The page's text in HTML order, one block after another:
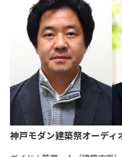
神戸モダン建築祭オーディ